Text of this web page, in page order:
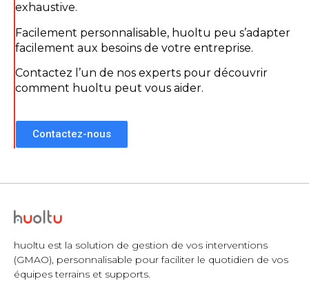
exhaustive.
Facilement personnalisable, huoltu peu s’adapter
facilement aux besoins de votre entreprise.
Contactez l’un de nos experts pour découvrir
comment huoltu peut vous aider.
Contactez-nous
huoltu est la solution de gestion de vos interventions
(GMAO), personnalisable pour faciliter le quotidien de vos
équipes terrains et supports.